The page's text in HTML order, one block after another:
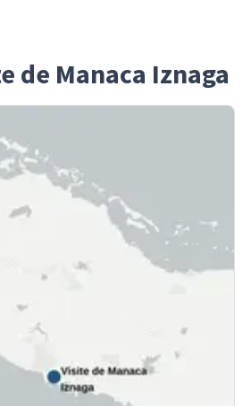
de Manaca Iznaga